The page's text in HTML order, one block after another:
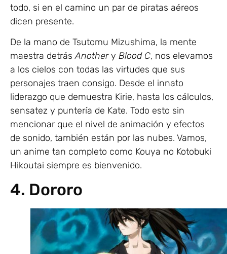
todo, si en el camino un par de piratas aéreos
dicen presente.
De la mano de Tsutomu Mizushima, la mente
maestra detrásAnothery Blood C, nos elevamos
a los cielos con todas las virtudes que sus
personajes traen consigo. Desde el innato
liderazgo que demuestra Kirie, hasta los cálculos,
sensatez y puntería de Kate. Todo esto sin
mencionar que el nivel de animación y efectos
de sonido, también están por las nubes. Vamos,
un anime tan completo como Kouya no Kotobuki
Hikoutai siempre es bienvenido.
4. Dororo